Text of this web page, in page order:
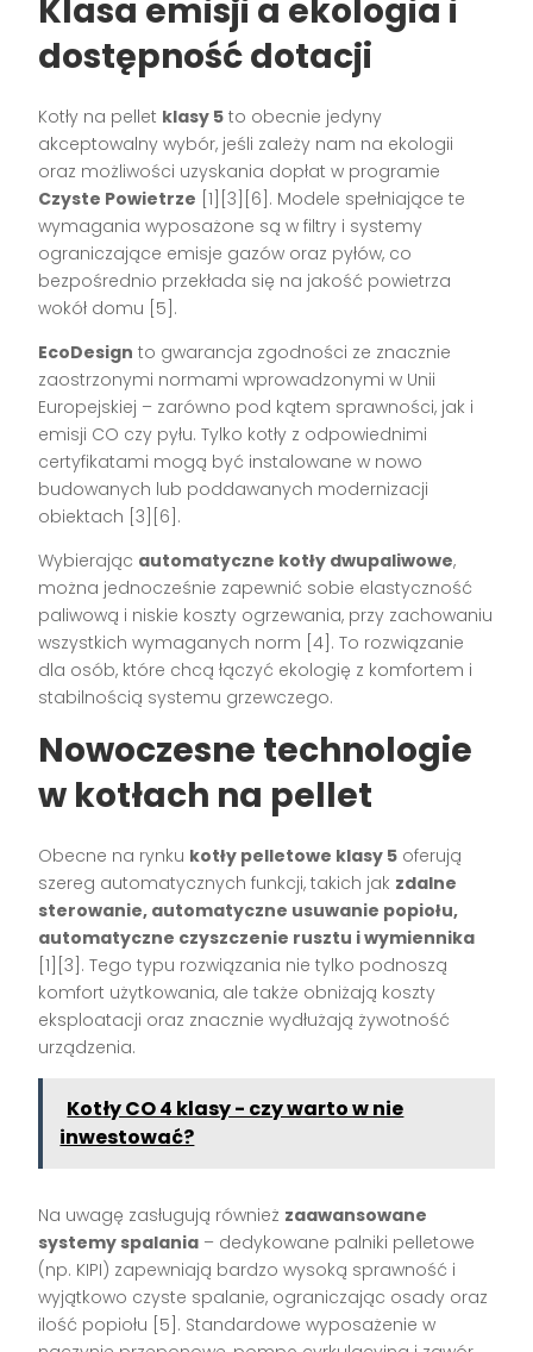
Klasa emisji a ekologia i
dostępność dotacji
Kotły na pellet klasy 5 to obecnie jedyny
akceptowalny wybór, jeśli zależy nam na ekologii
oraz możliwości uzyskania dopłat w programie
Czyste Powietrze [1][3][6]. Modele spełniające te
wymagania wyposażone są w filtry i systemy
ograniczające emisje gazów oraz pyłów, co
bezpośrednio przekłada się na jakość powietrza
wokół domu [5].
EcoDesign to gwarancja zgodności ze znacznie
zaostrzonymi normami wprowadzonymi w Unii
Europejskiej – zarówno pod kątem sprawności, jak i
emisji CO czy pyłu. Tylko kotły z odpowiednimi
certyfikatami mogą być instalowane w nowo
budowanych lub poddawanych modernizacji
obiektach [3][6].
Wybierając automatyczne kotły dwupaliwowe,
można jednocześnie zapewnić sobie elastyczność
paliwową i niskie koszty ogrzewania, przy zachowaniu
wszystkich wymaganych norm [4]. To rozwiązanie
dla osób, które chcą łączyć ekologię z komfortem i
stabilnością systemu grzewczego.
Nowoczesne technologie
w kotłach na pellet
Obecne na rynku kotły pelletowe klasy 5 oferują
szereg automatycznych funkcji, takich jak zdalne
sterowanie, automatyczne usuwanie popiołu,
automatyczne czyszczenie rusztu i wymiennika
[1][3]. Tego typu rozwiązania nie tylko podnoszą
komfort użytkowania, ale także obniżają koszty
eksploatacji oraz znacznie wydłużają żywotność
urządzenia.
Kotły CO 4 klasy - czy warto w nie
inwestować?
Na uwagę zasługują również zaawansowane
systemy spalania – dedykowane palniki pelletowe
(np. KIPI) zapewniają bardzo wysoką sprawność i
wyjątkowo czyste spalanie, ograniczając osady oraz
ilość popiołu [5]. Standardowe wyposażenie w